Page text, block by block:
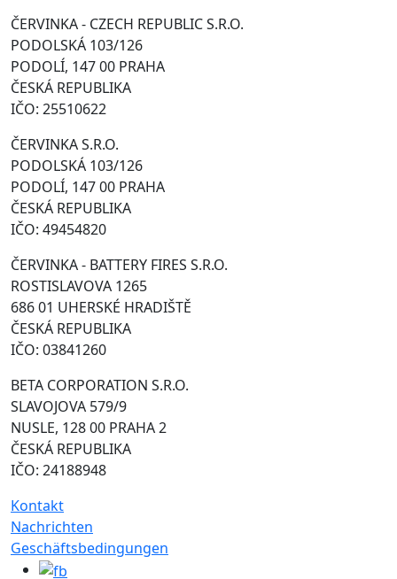
ČERVINKA - CZECH REPUBLIC S.R.O.
PODOLSKÁ 103/126
PODOLÍ, 147 00 PRAHA
ČESKÁ REPUBLIKA
IČO: 25510622
ČERVINKA S.R.O.
PODOLSKÁ 103/126
PODOLÍ, 147 00 PRAHA
ČESKÁ REPUBLIKA
IČO: 49454820
ČERVINKA - BATTERY FIRES S.R.O.
ROSTISLAVOVA 1265
686 01 UHERSKÉ HRADIŠTĚ
ČESKÁ REPUBLIKA
IČO: 03841260
BETA CORPORATION S.R.O.
SLAVOJOVA 579/9
NUSLE, 128 00 PRAHA 2
ČESKÁ REPUBLIKA
IČO: 24188948
Kontakt
Nachrichten
Geschäftsbedingungen